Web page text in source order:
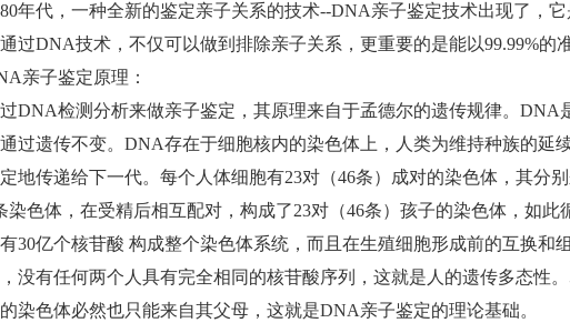
年代，一种全新的鉴定亲子关系的技术--DNA亲子鉴定技术出现了，
过DNA技术，不仅可以做到排除亲子关系，更重要的是能以99.99%的
亲子鉴定原理：
DNA检测分析来做亲子鉴定，其原理来自于孟德尔的遗传规律。DNA
过遗传不变。DNA存在于细胞核内的染色体上，人类为维持种族的延
地传递给下一代。每个人体细胞有23对（46条）成对的染色体，其分
染色体，在受精后相互配对，构成了23对（46条）孩子的染色体，如
30亿个核苷酸 构成整个染色体系统，而且在生殖细胞形成前的互换和
没有任何两个人具有完全相同的核苷酸序列，这就是人的遗传多态性
染色体必然也只能来自其父母，这就是DNA亲子鉴定的理论基础。